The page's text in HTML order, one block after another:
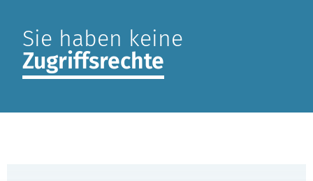
Sie haben keine
Zugriffsrechte